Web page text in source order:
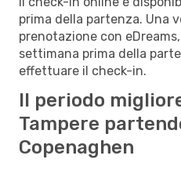
prima della partenza. Una
prenotazione con
settimana prima della
effettuare il check-in.
Il periodo
Tampere
Copenaghen